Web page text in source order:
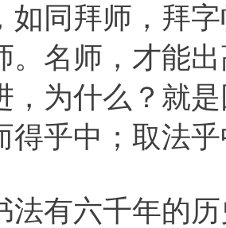
如同拜师，拜
。名师，才能
，为什么？就
得乎中；取法
法有六千年的